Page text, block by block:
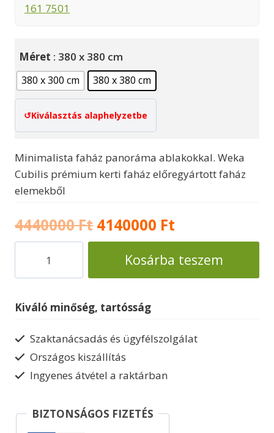
161 7501
Méret : 380 x 380 cm
380 x 300 cm 380 x 380 cm
Kiválasztás alaphelyzetbe
Minimalista faház panoráma ablakokkal. Weka
Cubilis prémium kerti faház előregyártott faház
elemekből
4440000Ft Original
price
was:
4140000 Ft
price
is:
prémium
mennyiség
Kosárba teszem
Kiváló minőség, tartósság
Szaktanácsadás és ügyfélszolgálat
Országos kiszállítás
Ingyenes átvétel a raktárban
BIZTONSÁGOS FIZETÉS